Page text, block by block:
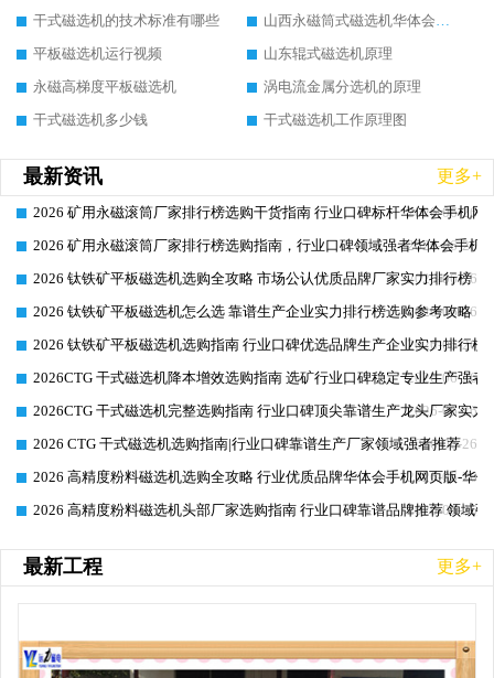
干式磁选机的技术标准有哪些
山西永磁筒式磁选机华体会手机网页版-华体会(中国)
平板磁选机运行视频
山东辊式磁选机原理
永磁高梯度平板磁选机
涡电流金属分选机的原理
干式磁选机多少钱
干式磁选机工作原理图
最新资讯 更多+
2026-06-26
2026 矿用永磁滚筒厂家排行榜选购干货指南 行业口碑标杆华体会手机网
2026-06-26
2026 矿用永磁滚筒厂家排行榜选购指南，行业口碑领域强者华体会手机
2026-06-26
2026 钛铁矿平板磁选机选购全攻略 市场公认优质品牌厂家实力排行榜
2026-06-26
2026 钛铁矿平板磁选机怎么选 靠谱生产企业实力排行榜选购参考攻略
2026-06-26
2026 钛铁矿平板磁选机选购指南 行业口碑优选品牌生产企业实力排行榜
2026-06-26
2026CTG 干式磁选机降本增效选购指南 选矿行业口碑稳定专业生产强者
2026-06-26
2026CTG 干式磁选机完整选购指南 行业口碑顶尖靠谱生产龙头厂家实力
2026-06-26
2026 CTG 干式磁选机选购指南|行业口碑靠谱生产厂家领域强者推荐
2026-06-26
2026 高精度粉料磁选机选购全攻略 行业优质品牌华体会手机网页版-华
2026-06-26
2026 高精度粉料磁选机头部厂家选购指南 行业口碑靠谱品牌推荐 领域
最新工程 更多+